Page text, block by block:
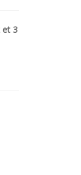
et 3